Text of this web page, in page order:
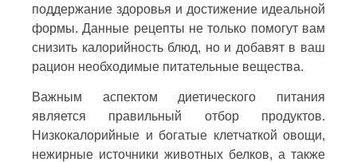
поддержание здоровья и достижение идеальной
формы. Данные рецепты не только помогут вам
снизить калорийность блюд, но и добавят в ваш
рацион необходимые питательные вещества.
Важным аспектом диетического питания
является правильный отбор продуктов.
Низкокалорийные и богатые клетчаткой овощи,
нежирные источники животных белков, а также